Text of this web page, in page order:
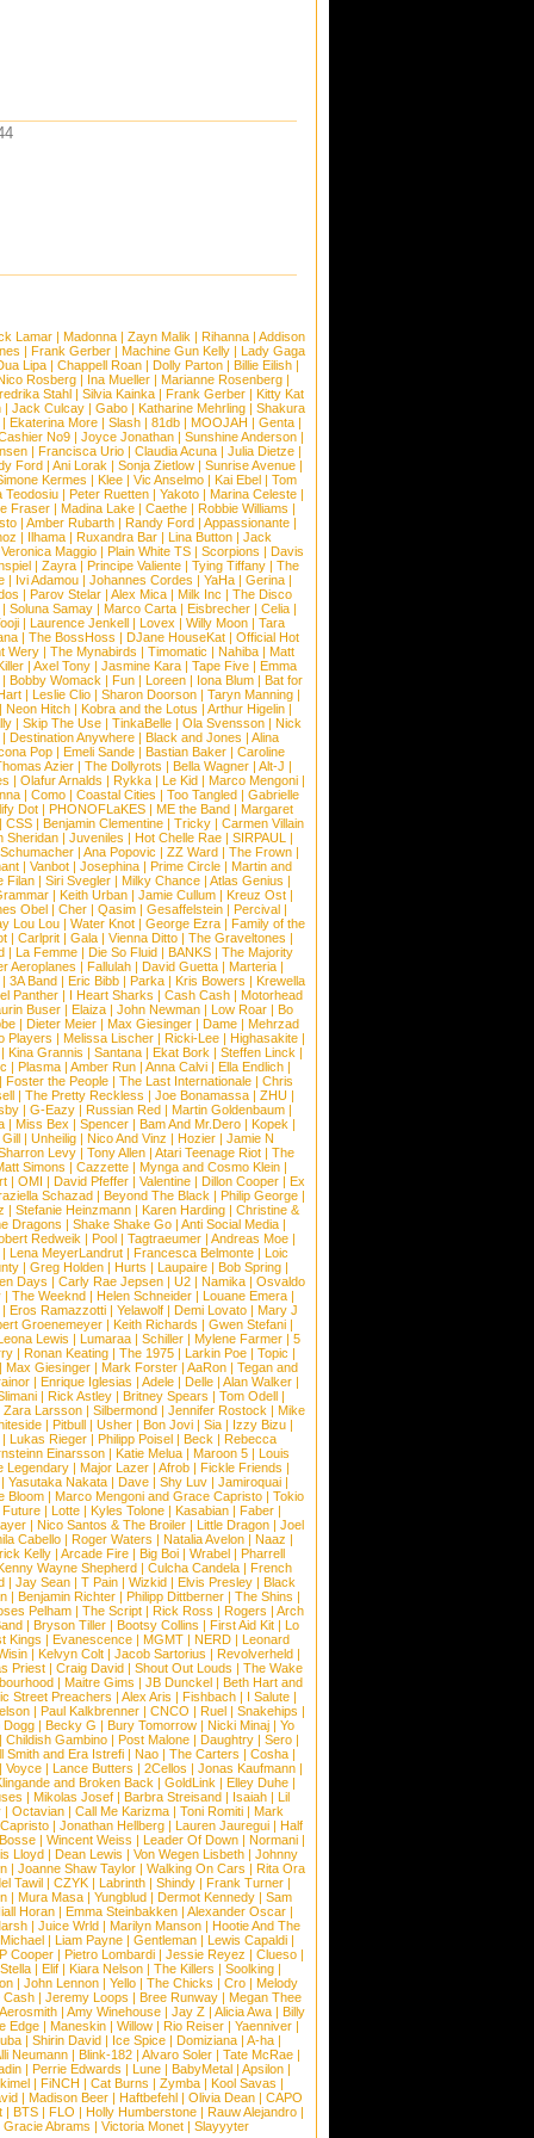
Lamar | Madonna | Zayn Malik | Rihanna | Addison
| Frank Gerber| Machine Gun Kelly| Lady Gaga
Lipa | Chappell Roan | Dolly Parton | Billie Eilish |
Rosberg | Ina Mueller | Marianne Rosenberg |
Stahl| Silvia Kainka| Frank Gerber| Kitty Kat
| Jack Culcay | Gabo | Katharine Mehrling | Shakura
Ekaterina More| Slash| 81db| MOOJAH | Genta|
No9 | Joyce Jonathan | Sunshine Anderson |
| Francisca Urio | Claudia Acuna | Julia Dietze |
Ford | Ani Lorak | Sonja Zietlow | Sunrise Avenue |
Kermes | Klee| Vic Anselmo| Kai Ebel| Tom
Teodosiu| Peter Ruetten| Yakoto| Marina Celeste|
Fraser| Madina Lake| Caethe| Robbie Williams |
| Amber Rubarth| Randy Ford| Appassionante|
| Ilhama| Ruxandra Bar| Lina Button| Jack
Veronica Maggio| Plain White TS| Scorpions | Davis
| Zayra | Principe Valiente | Tying Tiffany | The
| Ivi Adamou | Johannes Cordes | YaHa | Gerina |
| Parov Stelar | Alex Mica | Milk Inc | The Disco
| Soluna Samay | Marco Carta | Eisbrecher | Celia |
| Laurence Jenkell| Lovex | Willy Moon| Tara
| The BossHoss | DJane HouseKat| Official Hot
Wery | The Mynabirds | Timomatic | Nahiba | Matt
| Axel Tony | Jasmine Kara | Tape Five | Emma
Bobby Womack | Fun| Loreen| Iona Blum| Bat for
| Leslie Clio| Sharon Doorson| Taryn Manning|
| Neon Hitch | Kobra and the Lotus | Arthur Higelin |
| Skip The Use | TinkaBelle | Ola Svensson | Nick
Destination Anywhere| Black and Jones | Alina
Pop| Emeli Sande| Bastian Baker| Caroline
Azier| The Dollyrots | Bella Wagner| Alt-J |
| Olafur Arnalds | Rykka | Le Kid | Marco Mengoni |
| Como| Coastal Cities | Too Tangled| Gabrielle
Dot | PHONOFLaKES | ME the Band | Margaret
CSS| Benjamin Clementine| Tricky| Carmen Villain
Sheridan| Juveniles | Hot Chelle Rae| SIRPAUL
|
| Ana Popovic | ZZ Ward | The Frown |
| Vanbot | Josephina | Prime Circle | Martin and
Filan | Siri Svegler | Milky Chance | Atlas Genius |
| Keith Urban | Jamie Cullum | Kreuz Ost |
Obel | Cher | Qasim | Gesaffelstein | Percival |
Lou Lou | Water Knot | George Ezra | Family of the
| Carlprit| Gala| Vienna Ditto| The Graveltones |
| La Femme | Die So Fluid | BANKS | The Majority
Aeroplanes | Fallulah | David Guetta | Marteria |
3A Band| Eric Bibb| Parka| Kris Bowers | Krewella
Panther| I Heart Sharks | Cash Cash| Motorhead
Buser | Elaiza | John Newman | Low Roar | Bo
| Dieter Meier | Max Giesinger | Dame | Mehrzad
Players | Melissa Lischer | Ricki-Lee | Highasakite |
| Kina Grannis | Santana | Ekat Bork | Steffen Linck |
| Plasma | Amber Run | Anna Calvi | Ella Endlich |
Foster the People| The Last Internationale| Chris
| The Pretty Reckless | Joe Bonamassa| ZHU|
| G-Eazy| Russian Red| Martin Goldenbaum|
| Miss Bex | Spencer | Bam And Mr.Dero | Kopek |
| Unheilig | Nico And Vinz | Hozier | Jamie N
Levy| Tony Allen| Atari Teenage Riot| The
Simons | Cazzette | Mynga and Cosmo Klein |
| OMI | David Pfeffer | Valentine | Dillon Cooper | Ex
Schazad | Beyond The Black | Philip George |
| Stefanie Heinzmann| Karen Harding| Christine &
Dragons | Shake Shake Go | Anti Social Media |
Redweik | Pool| Tagtraeumer| Andreas Moe|
| Lena MeyerLandrut | Francesca Belmonte | Loic
| Greg Holden| Hurts | Laupaire| Bob Spring|
Days | Carly Rae Jepsen| U2| Namika| Osvaldo
| The Weeknd| Helen Schneider| Louane Emera|
| Eros Ramazzotti | Yelawolf | Demi Lovato | Mary J
Groenemeyer | Keith Richards | Gwen Stefani |
Lewis | Lumaraa| Schiller| Mylene Farmer| 5
| Ronan Keating| The 1975| Larkin Poe| Topic |
Max Giesinger| Mark Forster| AaRon| Tegan and
| Enrique Iglesias | Adele| Delle| Alan Walker|
| Rick Astley | Britney Spears | Tom Odell |
Zara Larsson| Silbermond| Jennifer Rostock | Mike
| Pitbull| Usher| Bon Jovi| Sia| Izzy Bizu|
| Lukas Rieger | Philipp Poisel | Beck | Rebecca
Einarsson | Katie Melua | Maroon 5 | Louis
Legendary | Major Lazer | Afrob | Fickle Friends |
Yasutaka Nakata| Dave| Shy Luv| Jamiroquai|
Bloom | Marco Mengoni and Grace Capristo | Tokio
Future | Lotte | Kyles Tolone | Kasabian | Faber |
| Nico Santos & The Broiler| Little Dragon| Joel
Cabello| Roger Waters | Natalia Avelon| Naaz |
Kelly | Arcade Fire | Big Boi | Wrabel | Pharrell
Wayne Shepherd| Culcha Candela| French
| Jay Sean| T Pain| Wizkid| Elvis Presley| Black
| Benjamin Richter | Philipp Dittberner | The Shins |
Pelham | The Script | Rick Ross | Rogers | Arch
| Bryson Tiller | Bootsy Collins | First Aid Kit | Lo
Kings | Evanescence| MGMT| NERD| Leonard
| Kelvyn Colt| Jacob Sartorius | Revolverheld|
Priest | Craig David | Shout Out Louds | The Wake
| Maitre Gims | JB Dunckel| Beth Hart and
Street Preachers | Alex Aris | Fishbach | I Salute |
| Paul Kalkbrenner| CNCO | Ruel| Snakehips |
Dogg | Becky G | Bury Tomorrow | Nicki Minaj | Yo
Childish Gambino| Post Malone| Daughtry| Sero|
Smith and Era Istrefi| Nao| The Carters | Cosha|
| Voyce| Lance Butters | 2Cellos | Jonas Kaufmann|
and Broken Back | GoldLink | Elley Duhe|
| Mikolas Josef | Barbra Streisand | Isaiah | Lil
| Octavian| Call Me Karizma| Toni Romiti| Mark
| Jonathan Hellberg| Lauren Jauregui| Half
Bosse| Wincent Weiss | Leader Of Down| Normani|
Lloyd| Dean Lewis | Von Wegen Lisbeth| Johnny
| Joanne Shaw Taylor | Walking On Cars | Rita Ora
Tawil| CZYK| Labrinth| Shindy| Frank Turner|
| Mura Masa| Yungblud| Dermot Kennedy| Sam
Horan| Emma Steinbakken| Alexander Oscar|
| Juice Wrld| Marilyn Manson| Hootie And The
| Liam Payne | Gentleman | Lewis Capaldi |
Cooper| Pietro Lombardi| Jessie Reyez | Clueso|
| Elif| Kiara Nelson| The Killers | Soolking|
| John Lennon| Yello| The Chicks | Cro| Melody
Cash | Jeremy Loops | Bree Runway | Megan Thee
Aerosmith| Amy Winehouse| Jay Z| Alicia Awa| Billy
Edge | Maneskin | Willow | Rio Reiser | Yaenniver |
| Shirin David | Ice Spice | Domiziana | A-ha |
Neumann | Blink-182 | Alvaro Soler | Tate McRae |
| Perrie Edwards | Lune | BabyMetal | Apsilon |
| FiNCH | Cat Burns | Zymba| Kool Savas |
| Madison Beer | Haftbefehl | Olivia Dean | CAPO
| BTS | FLO | Holly Humberstone | Rauw Alejandro |
Gracie Abrams | Victoria Monet | Slayyyter